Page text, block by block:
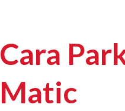
Cara
Matic